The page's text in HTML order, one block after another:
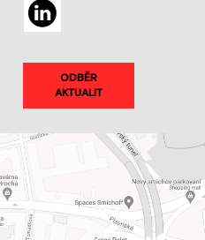
ODBĚR
AKTUALIT